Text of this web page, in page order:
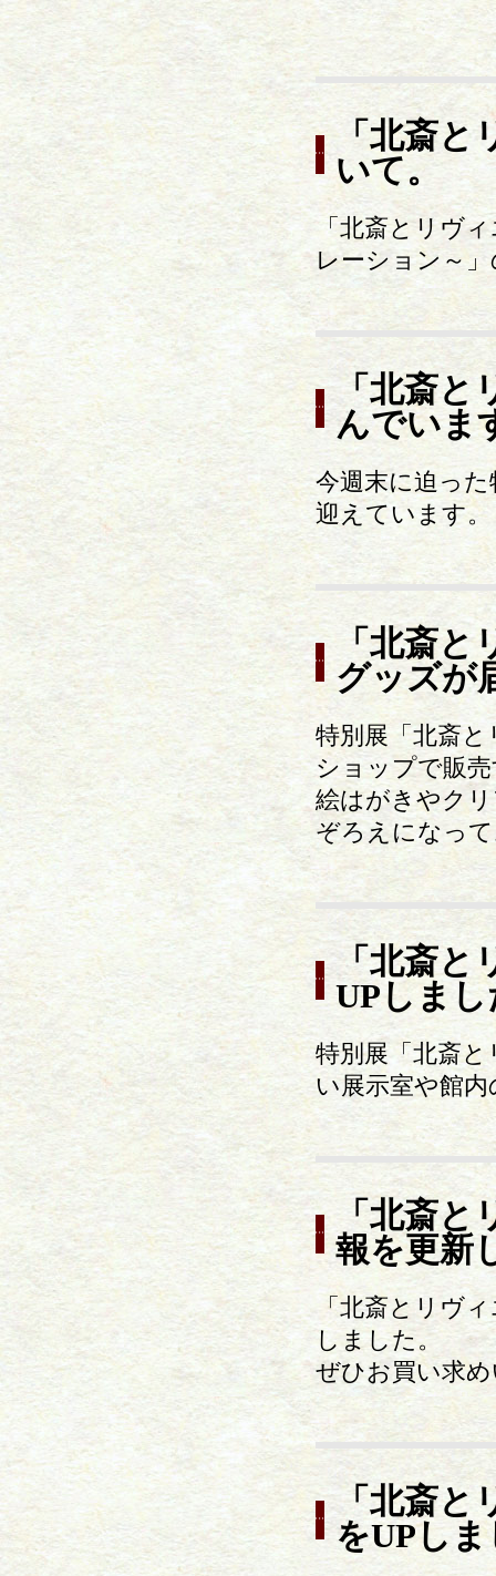
「北斎と
いて。
「北斎とリヴ
レーション～
「北斎と
んでいま
今週末に迫っ
迎えています。
「北斎
グッズが
特別展「北斎
ショップで販
絵はがきやク
ぞろえになっ
「北斎と
UPしまし
特別展「北斎
い展示室や館
「北斎
報を更新
「北斎とリヴ
しました。
ぜひお買い求
「北斎と
をUPし